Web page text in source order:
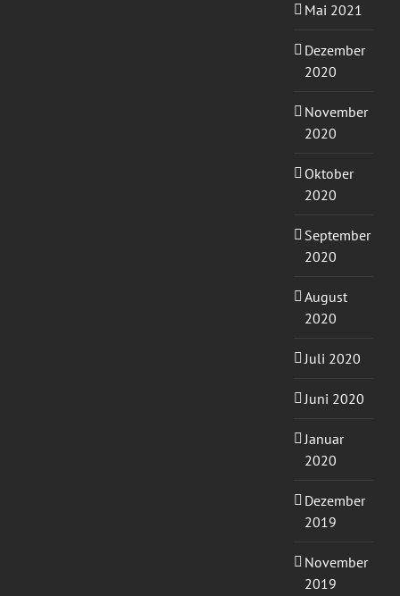
Mai 2021
Dezember
2020
November
2020
Oktober
2020
September
2020
August
2020
Juli 2020
Juni 2020
Januar
2020
Dezember
2019
November
2019